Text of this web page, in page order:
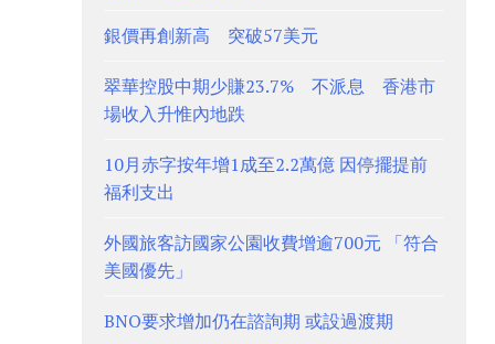
銀價再創新高 突破57美元
翠華控股中期少賺23.7% 不派息 香港市
場收入升惟內地跌
10月赤字按年增1成至2.2萬億 因停擺提前
福利支出
外國旅客訪國家公園收費增逾700元 「符合
美國優先」
BNO要求增加仍在諮詢期 或設過渡期